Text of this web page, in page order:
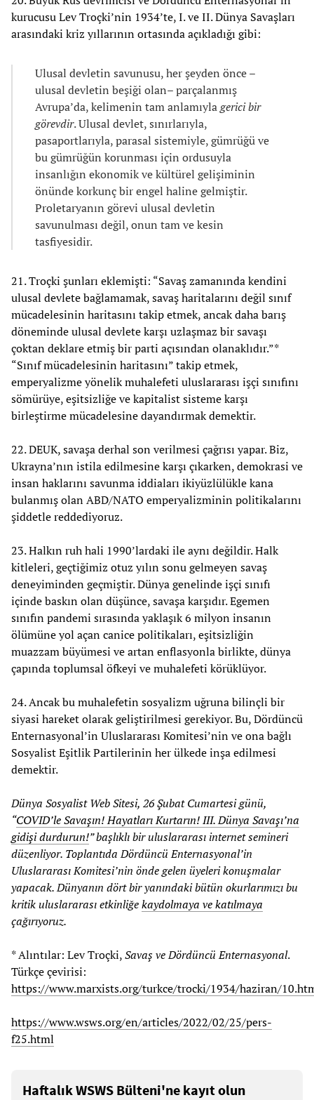
kurucusu Lev Troçki’nin 1934’te, I. ve II. Dünya Savaşları
arasındaki kriz yıllarının ortasında açıkladığı gibi:
Ulusal devletin savunusu, her şeyden önce –
ulusal devletin beşiği olan– parçalanmış
Avrupa’da, kelimenin tam anlamıylagerici bir
görevdir. Ulusal devlet, sınırlarıyla,
pasaportlarıyla, parasal sistemiyle, gümrüğü ve
bu gümrüğün korunması için ordusuyla
insanlığın ekonomik ve kültürel gelişiminin
önünde korkunç bir engel haline gelmiştir.
Proletaryanın görevi ulusal devletin
savunulması değil, onun tam ve kesin
tasfiyesidir.
21. Troçki şunları eklemişti: “Savaş zamanında kendini
ulusal devlete bağlamamak, savaş haritalarını değil sınıf
mücadelesinin haritasını takip etmek, ancak daha barış
döneminde ulusal devlete karşı uzlaşmaz bir savaşı
çoktan deklare etmiş bir parti açısından olanaklıdır.”*
“Sınıf mücadelesinin haritasını” takip etmek,
emperyalizme yönelik muhalefeti uluslararası işçi sınıfını
sömürüye, eşitsizliğe ve kapitalist sisteme karşı
birleştirme mücadelesine dayandırmak demektir.
22. DEUK, savaşa derhal son verilmesi çağrısı yapar. Biz,
Ukrayna’nın istila edilmesine karşı çıkarken, demokrasi ve
insan haklarını savunma iddiaları ikiyüzlülükle kana
bulanmış olan ABD/NATO emperyalizminin politikalarını
şiddetle reddediyoruz.
23. Halkın ruh hali 1990’lardaki ile aynı değildir. Halk
kitleleri, geçtiğimiz otuz yılın sonu gelmeyen savaş
deneyiminden geçmiştir. Dünya genelinde işçi sınıfı
içinde baskın olan düşünce, savaşa karşıdır. Egemen
sınıfın pandemi sırasında yaklaşık 6 milyon insanın
ölümüne yol açan canice politikaları, eşitsizliğin
muazzam büyümesi ve artan enflasyonla birlikte, dünya
çapında toplumsal öfkeyi ve muhalefeti körüklüyor.
24. Ancak bu muhalefetin sosyalizm uğruna bilinçli bir
siyasi hareket olarak geliştirilmesi gerekiyor. Bu, Dördüncü
Enternasyonal’in Uluslararası Komitesi’nin ve ona bağlı
Sosyalist Eşitlik Partilerinin her ülkede inşa edilmesi
demektir.
Dünya Sosyalist Web Sitesi, 26 Şubat Cumartesi günü,
“COVID’le Savaşın! Hayatları Kurtarın! III. Dünya Savaşı’na
gidişi durdurun!” başlıklı bir uluslararası internet semineri
düzenliyor. Toplantıda Dördüncü Enternasyonal’in
Uluslararası Komitesi’nin önde gelen üyeleri konuşmalar
yapacak. Dünyanın dört bir yanındaki bütün okurlarımızı bu
kritik uluslararası etkinliğekaydolmaya ve katılmaya
çağırıyoruz.
* Alıntılar: Lev Troçki,Savaş ve Dördüncü Enternasyonal.
Türkçe çevirisi:
https://www.marxists.org/turkce/trocki/1934/haziran/
https://www.wsws.org/en/articles/2022/02/25/pers-
f25.html
Haftalık WSWS Bülteni'ne kayıt olun